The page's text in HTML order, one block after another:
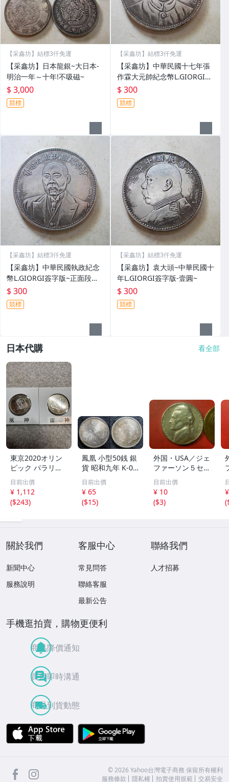
【采鑫坊】結標3仟免運
【采鑫坊】日本龍銀~大日本-
明治一年～十年!不吸磁~
$ 3,000
競標
【采鑫坊】結標3仟免運
【采鑫坊】中華民國十七年張
作霖大元帥紀念幣L.GIORGI簽
字版ONE DOLLAR~
$ 300
競標
【采鑫坊】結標3仟免運
【采鑫坊】中華民國執政紀念
幣L.GIORGI簽字版~正面段祺
瑞背面刻和平
$ 300
競標
【采鑫坊】結標3仟免運
【采鑫坊】袁大頭~中華民國十
年L.GIORGI簽字版-壹圓~
$ 300
競標
日本代購 看全部
東京2020オリン
ピック パラリン
ピック記念貨幣 5
00円 風神 雷神 2
枚セット クラッ
ド貨幣 記念硬貨
目前出價
¥ 1,112
($243)
鳳凰 小型50銭 銀
貨 昭和九年 K-02
37
目前出價
¥ 65
($15)
外国・USA／ジェ
ファーソン５セン
ト白銅貨（1970
年D） 251218
目前出價
¥ 10
($3)
(
關於我們
新聞中心
服務說明
客服中心
常見問答
聯絡客服
最新公告
聯絡我們
人才招募
手機逛拍賣，購物更便利
商品降價通知
買賣即時溝通
商品到貨動態
APP Store
facebook ©2026 Yahoo台灣電子商務 保留所有權利
服務條款
隱私權 拍賣使用規範 交易安全